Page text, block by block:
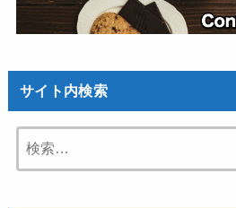
サイト内検索
索: